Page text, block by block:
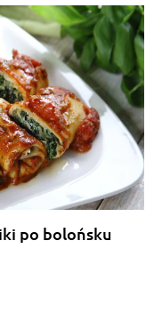
po bolońsku